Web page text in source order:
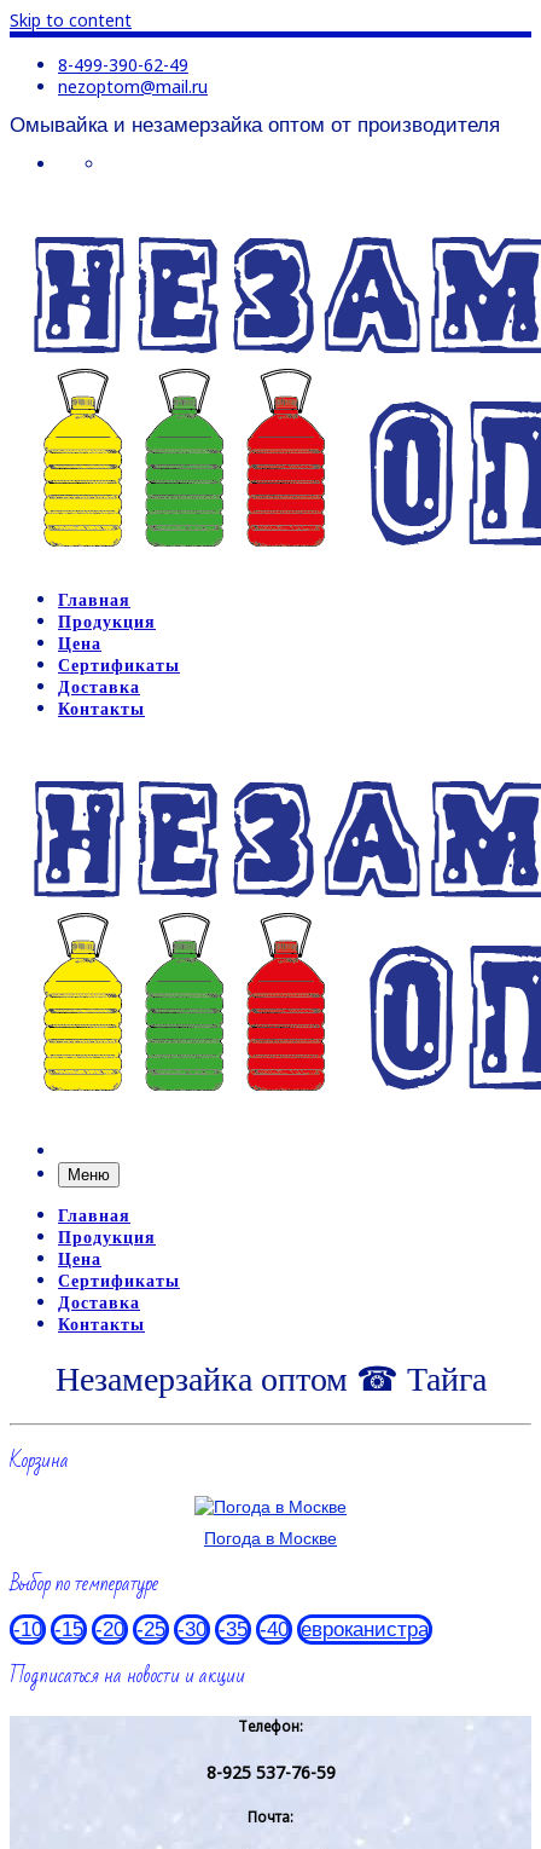
Skip to content
8-499-390-62-49
nezoptom@mail.ru
Омывайка и незамерзайка оптом от производителя
Главная
Продукция
Цена
Сертификаты
Доставка
Контакты
Меню
Главная
Продукция
Цена
Сертификаты
Доставка
Контакты
Незамерзайка оптом ☎ Тайга
Корзина
Погода в Москве
Выбор по температуре
-10 -15 -20 -25 -30 -35 -40 евроканистра
Подписаться на новости и акции
Телефон:
8-925 537-76-59
Почта: